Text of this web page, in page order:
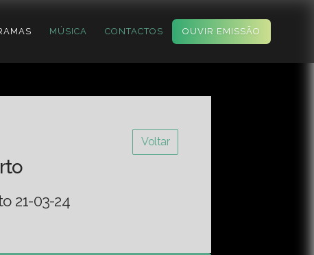
MÚSICA CONTACTOS OUVIR EMISSÃO
Voltar
21-03-24